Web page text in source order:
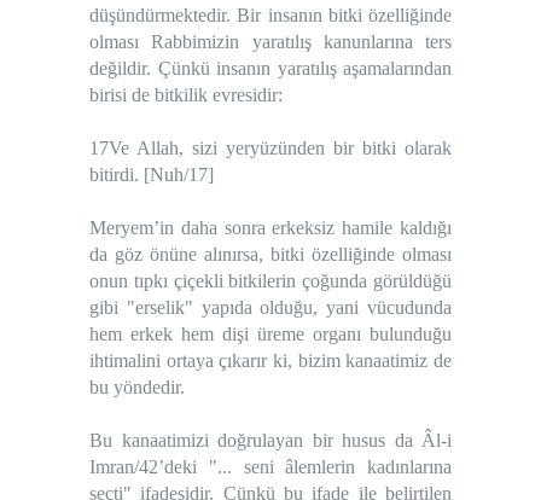
düşündürmektedir. Bir insanın bitki özelliğinde
olması Rabbimizin yaratılış kanunlarına ters
değildir. Çünkü insanın yaratılış aşamalarından
birisi de bitkilik evresidir:
17Ve Allah, sizi yeryüzünden bir bitki olarak
bitirdi. [Nuh/17]
Meryem’in daha sonra erkeksiz hamile kaldığı
da göz önüne alınırsa, bitki özelliğinde olması
onun tıpkı çiçekli bitkilerin çoğunda görüldüğü
gibi "erselik" yapıda olduğu, yani vücudunda
hem erkek hem dişi üreme organı bulunduğu
ihtimalini ortaya çıkarır ki, bizim kanaatimiz de
bu yöndedir.
Bu kanaatimizi doğrulayan bir husus da Âl-i
Imran/42’deki "... seni âlemlerin kadınlarına
seçti" ifadesidir. Çünkü bu ifade ile belirtilen